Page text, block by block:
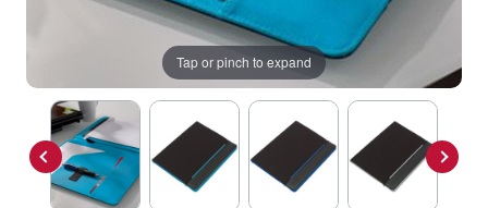
Tap or pinch to expand